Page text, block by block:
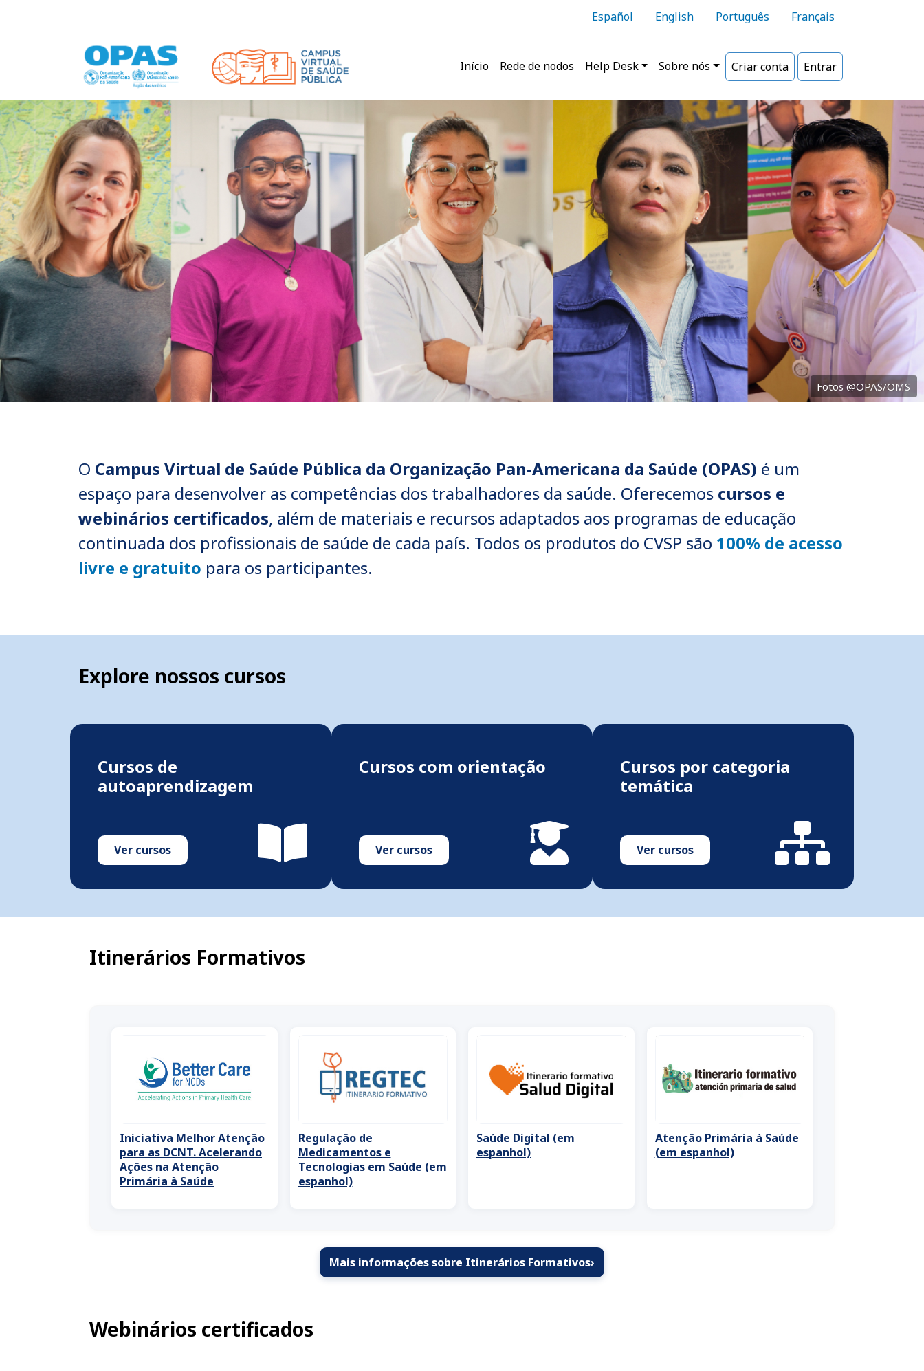
Español English Português Français
Navegação principal
Início Rede de nodos Help Desk Sobre nós Criar conta Entrar
Saiba Mais
Fotos @OPAS/OMS
O Campus Virtual de Saúde Pública da Organização Pan-Americana da Saúde (OPAS) é um
espaço para desenvolver as competências dos trabalhadores da saúde. Oferecemos cursos e
webinários certificados, além de materiais e recursos adaptados aos programas de educação
continuada dos profissionais de saúde de cada país. Todos os produtos do CVSP são 100% de acesso
livre e gratuito para os participantes.
Explore nossos cursos
Cursos de
autoaprendizagem
Ver cursos
Cursos com orientação
Ver cursos
Cursos por categoria
temática
Ver cursos
Itinerários Formativos
Iniciativa Melhor Atenção
para as DCNT. Acelerando
Ações na Atenção
Primária à Saúde
Regulação de
Medicamentos e
Tecnologias em Saúde (em
espanhol)
Saúde Digital (em
espanhol)
Atenção Primária à Saúde
(em espanhol)
Mais informações sobre Itinerários Formativos›
Webinários certificados